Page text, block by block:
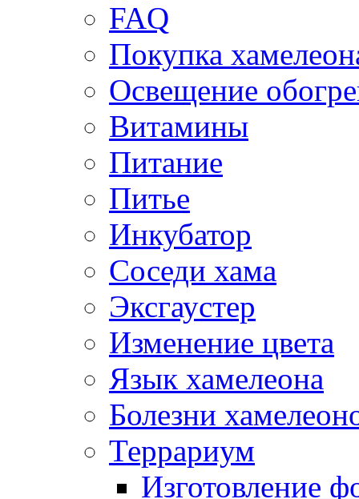
FAQ
Покупка
Освещение
Витамины
Питание
Питье
Инкубатор
Соседи хама
Эксгаустер
Изменение цвета
Язык хамелеона
Болезни
Террариум
Изготовление